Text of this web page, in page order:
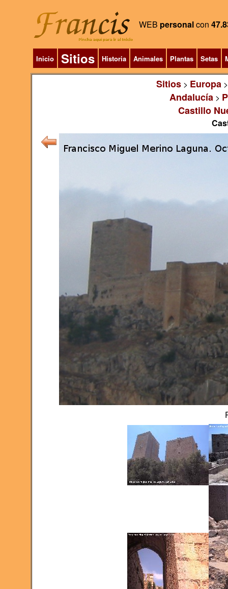
WEB personalcon
Inicio Sitios Historia Animales Plantas Setas
Sitios> Europa
Andalucía >
Castillo